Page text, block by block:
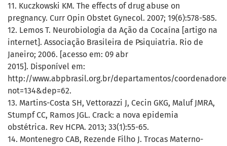
11. Kuczkowski KM. The effects of drug abuse on
pregnancy. Curr Opin Obstet Gynecol. 2007; 19(6):578-585.
12. Lemos T. Neurobiologia da Ação da Cocaína [artigo na
internet]. Associação Brasileira de Psiquiatria. Rio de
Janeiro; 2006. [acesso em: 09 abr
2015]. Disponível em:
http://www.abpbrasil.org.br/departamentos/
not=134&dep=62.
13. Martins-Costa SH, Vettorazzi J, Cecin GKG, Maluf JMRA,
Stumpf CC, Ramos JGL. Crack: a nova epidemia
obstétrica. Rev HCPA. 2013; 33(1):55-65.
14. Montenegro CAB, Rezende Filho J. Trocas Materno-